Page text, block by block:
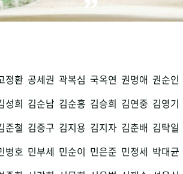
정환 공세권 곽복심 국옥연 권명애 권순인
성희 김순남 김순흥 김승희 김연중 김영기
준철 김중구 김지용 김지자 김춘배 김탁일
병호 민부세 민순이 민은준 민정세 박대균